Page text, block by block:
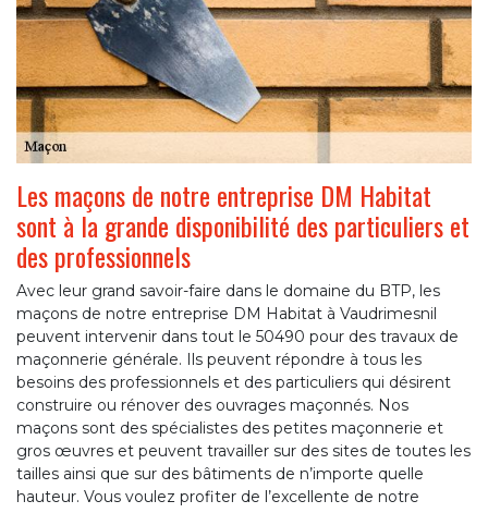
Les maçons de notre entreprise DM Habitat
sont à la grande disponibilité des particuliers et
des professionnels
Avec leur grand savoir-faire dans le domaine du BTP, les
maçons de notre entreprise DM Habitat à Vaudrimesnil
peuvent intervenir dans tout le 50490 pour des travaux de
maçonnerie générale. Ils peuvent répondre à tous les
besoins des professionnels et des particuliers qui désirent
construire ou rénover des ouvrages maçonnés. Nos
maçons sont des spécialistes des petites maçonnerie et
gros œuvres et peuvent travailler sur des sites de toutes les
tailles ainsi que sur des bâtiments de n’importe quelle
hauteur. Vous voulez profiter de l’excellente de notre